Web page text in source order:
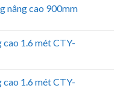
nâng cao 900mm
cao 1.6 mét CTY-
cao 1.6 mét CTY-